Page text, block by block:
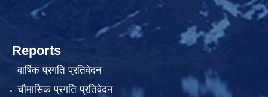
Reports
वार्षिक प्रगति प्रतिवेदन
चौमासिक प्रगति प्रतिवेदन